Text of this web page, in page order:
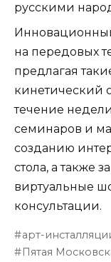
русскими
на передовых
предлагая
кинетический
течение
семинаров и
созданию
стола, а также
виртуальные
консультации.
арт-
Пятая